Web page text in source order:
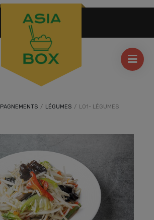
/ LÉGUMES / L01- LÉGUMES